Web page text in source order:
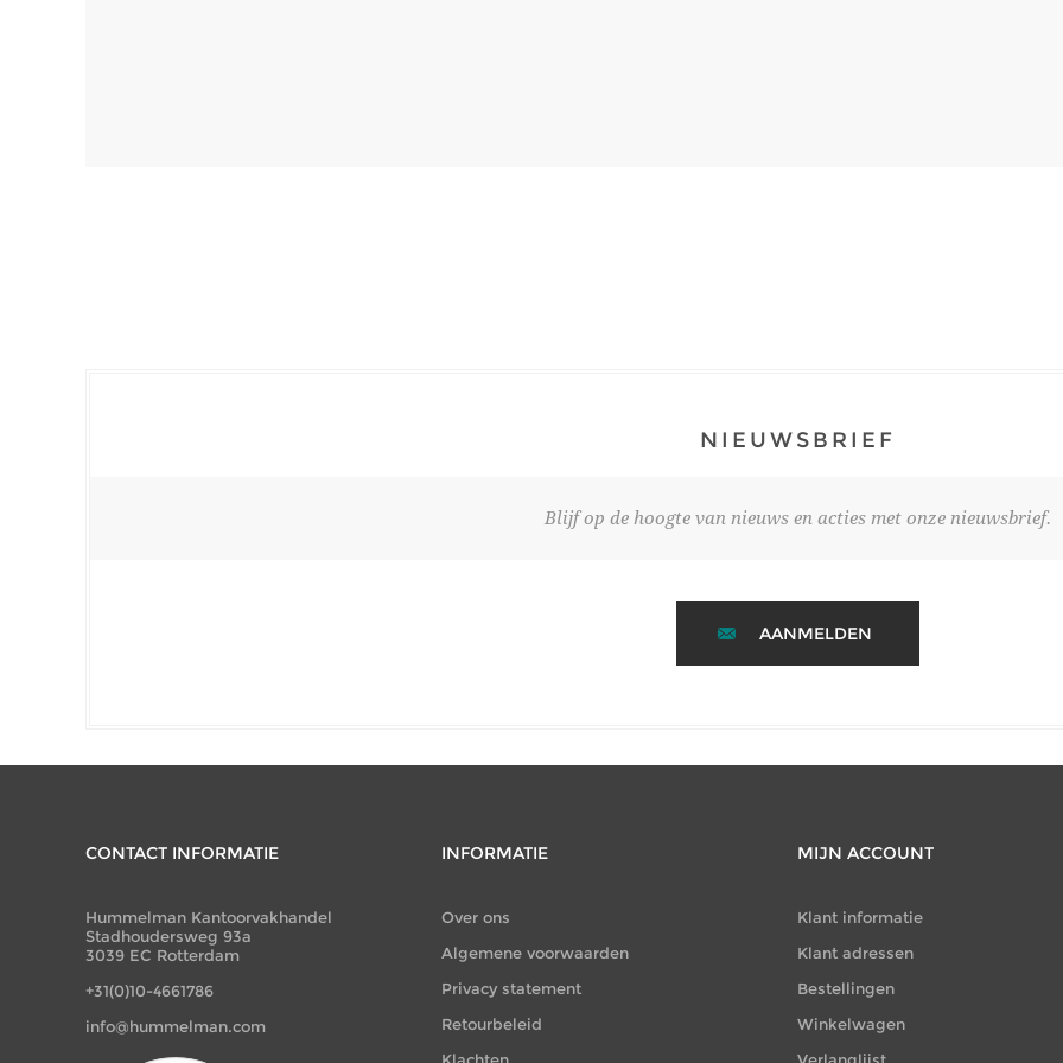
NIEUWSBRIEF
Blijf op de hoogte van nieuws en acties met onze nieuwsbrief.
AANMELDEN
CONTACT INFORMATIE
Hummelman Kantoorvakhandel
Stadhoudersweg 93a
3039 EC Rotterdam
+31(0)10-4661786
info@hummelman.com
INFORMATIE
Over ons
Algemene voorwaarden
Privacy statement
Retourbeleid
MIJN ACCOUNT
Klant informatie
Klant adressen
Bestellingen
Winkelwagen